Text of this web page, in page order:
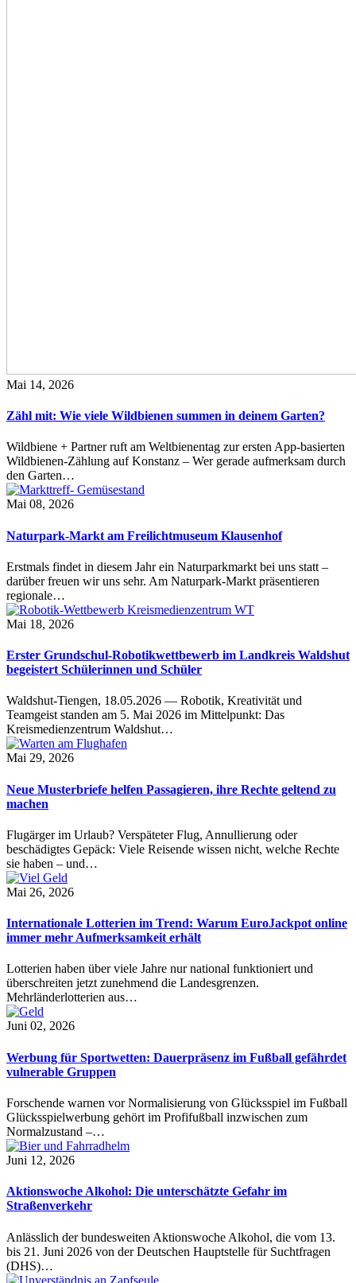
Mai 14, 2026
Zähl mit: Wie viele Wildbienen summen in deinem Garten?
Wildbiene + Partner ruft am Weltbienentag zur ersten App-basierten
Wildbienen-Zählung auf Konstanz – Wer gerade aufmerksam durch
den Garten…
Mai 08, 2026
Naturpark-Markt am Freilichtmuseum Klausenhof
Erstmals findet in diesem Jahr ein Naturparkmarkt bei uns statt –
darüber freuen wir uns sehr. Am Naturpark-Markt präsentieren
regionale…
Mai 18, 2026
Erster Grundschul-Robotikwettbewerb im Landkreis Waldshut
begeistert Schülerinnen und Schüler
Waldshut-Tiengen, 18.05.2026 — Robotik, Kreativität und
Teamgeist standen am 5. Mai 2026 im Mittelpunkt: Das
Kreismedienzentrum Waldshut…
Mai 29, 2026
Neue Musterbriefe helfen Passagieren, ihre Rechte geltend zu
machen
Flugärger im Urlaub? Verspäteter Flug, Annullierung oder
beschädigtes Gepäck: Viele Reisende wissen nicht, welche Rechte
sie haben – und…
Mai 26, 2026
Internationale Lotterien im Trend: Warum EuroJackpot online
immer mehr Aufmerksamkeit erhält
Lotterien haben über viele Jahre nur national funktioniert und
überschreiten jetzt zunehmend die Landesgrenzen.
Mehrländerlotterien aus…
Juni 02, 2026
Werbung für Sportwetten: Dauerpräsenz im Fußball gefährdet
vulnerable Gruppen
Forschende warnen vor Normalisierung von Glücksspiel im Fußball
Glücksspielwerbung gehört im Profifußball inzwischen zum
Normalzustand –…
Juni 12, 2026
Aktionswoche Alkohol: Die unterschätzte Gefahr im
Straßenverkehr
Anlässlich der bundesweiten Aktionswoche Alkohol, die vom 13.
bis 21. Juni 2026 von der Deutschen Hauptstelle für Suchtfragen
(DHS)…